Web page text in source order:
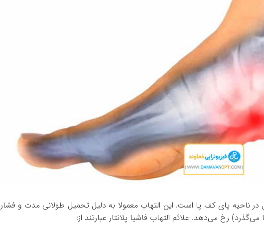
در ناحیه پای کف پا است. این التهاب معمولا به دلیل تحمیل طولانی مدت و فشار
می‌گذرد) رخ می‌دهد. علائم التهاب فاشیا پلانتار عبارتند از: